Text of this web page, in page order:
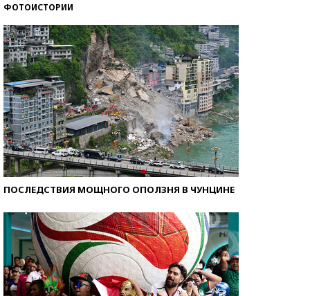
ФОТОИСТОРИИ
ПОСЛЕДСТВИЯ МОЩНОГО ОПОЛЗНЯ В ЧУНЦИНЕ